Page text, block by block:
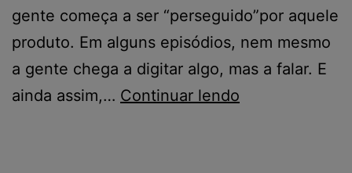
gente começa a ser “perseguido”por aquele
produto. Em alguns episódios, nem mesmo
a gente chega a digitar algo, mas a falar. E
ainda assim,… Continuar lendo